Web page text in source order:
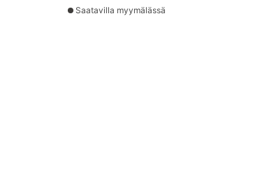
Saatavilla myymälässä